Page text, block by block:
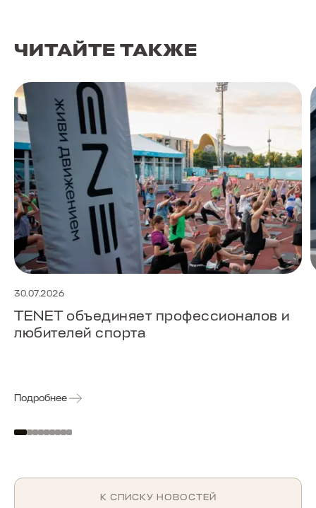
ЧИТАЙТЕ ТАКЖЕ
30.07.2026
TENET объединяет профессионалов и
любителей спорта
Подробнее
К СПИСКУ НОВОСТЕЙ